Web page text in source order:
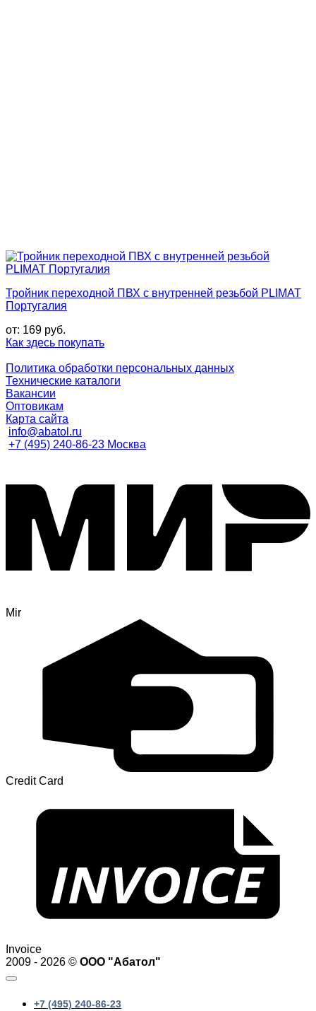
Тройник переходной ПВХ с внутренней резьбой PLIMAT
Португалия
от: 169 руб.
Как здесь покупать
Политика обработки персональных данных
Технические каталоги
Вакансии
Оптовикам
Карта сайта
info@abatol.ru
+7 (495) 240-86-23 Москва
Mir
Credit Card
Invoice
2009 - 2026 © ООО "Абатол"
+7 (495) 240-86-23